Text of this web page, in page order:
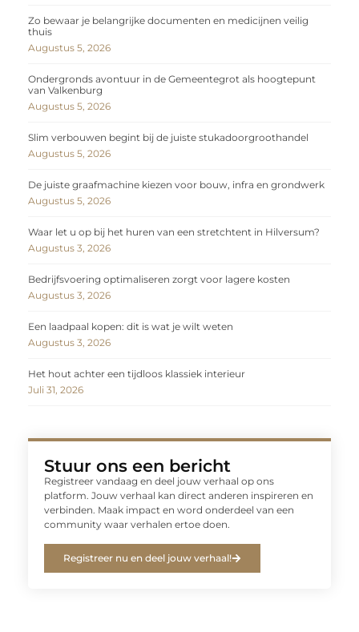
Zo bewaar je belangrijke documenten en medicijnen veilig
thuis
Augustus 5, 2026
Ondergronds avontuur in de Gemeentegrot als hoogtepunt
van Valkenburg
Augustus 5, 2026
Slim verbouwen begint bij de juiste stukadoorgroothandel
Augustus 5, 2026
De juiste graafmachine kiezen voor bouw, infra en grondwerk
Augustus 5, 2026
Waar let u op bij het huren van een stretchtent in Hilversum?
Augustus 3, 2026
Bedrijfsvoering optimaliseren zorgt voor lagere kosten
Augustus 3, 2026
Een laadpaal kopen: dit is wat je wilt weten
Augustus 3, 2026
Het hout achter een tijdloos klassiek interieur
Juli 31, 2026
Stuur ons een bericht
Registreer vandaag en deel jouw verhaal op ons
platform. Jouw verhaal kan direct anderen inspireren en
verbinden. Maak impact en word onderdeel van een
community waar verhalen ertoe doen.
Registreer nu en deel jouw verhaal!